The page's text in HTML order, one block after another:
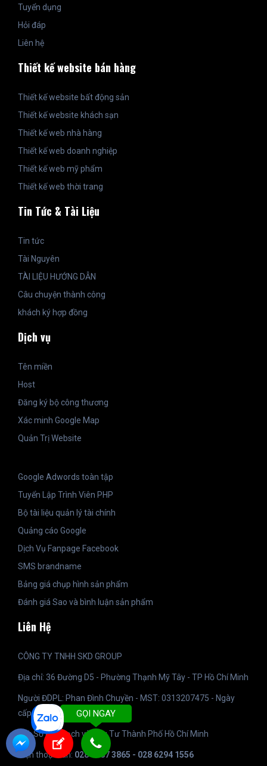
Tuyển dụng
Hỏi đáp
Liên hệ
Thiết kế website bán hàng
Thiết kế website bất động sản
Thiết kế website khách sạn
Thiết kế web nhà hàng
Thiết kế web doanh nghiệp
Thiết kế web mỹ phẩm
Thiết kế web thời trang
Tin Tức & Tài Liệu
Tin tức
Tài Nguyên
TÀI LIỆU HƯỚNG DẪN
Câu chuyện thành công
khách ký hợp đồng
Dịch vụ
Tên miền
Host
Đăng ký bộ công thương
Xác minh Google Map
Quản Trị Website
Google Adwords toàn tập
Tuyển Lập Trình Viên PHP
Bộ tài liệu quản lý tài chính
Quảng cáo Google
Dịch Vụ Fanpage Facebook
SMS brandname
Bảng giá chụp hình sản phẩm
Đánh giá Sao và bình luận sản phẩm
Liên Hệ
CÔNG TY TNHH SKD GROUP
Địa chỉ: 36 Đường D5 - Phường Thạnh Mỹ Tây - TP Hồ Chí Minh
Người ĐDPL: Phan Đình Chuyền - MST: 0313207475 - Ngày
cấp: 11/04/2015
Tại: Sở Kế Hoạch và Đầu Tư Thành Phố Hồ Chí Minh
Điện thoại bàn: 028 6287 3865 - 028 6294 1556
GỌI NGAY